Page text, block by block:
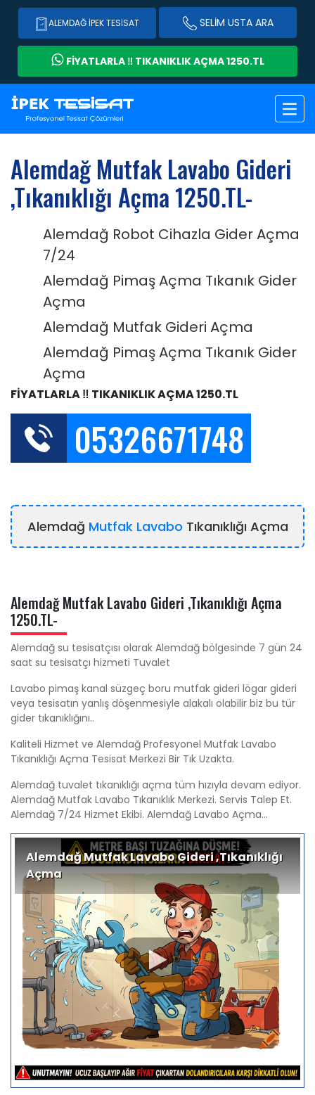
ALEMDAĞ İPEK TESISAT SELİM USTA ARA
FİYATLARLA ‼️ TIKANIKLIK AÇMA 1250.TL
Alemdağ Mutfak Lavabo Gideri
,Tıkanıklığı Açma 1250.TL-
Alemdağ Robot Cihazla Gider Açma
7/24
Alemdağ Pimaş Açma Tıkanık Gider
Açma
Alemdağ Mutfak Gideri Açma
Alemdağ Pimaş Açma Tıkanık Gider
Açma
FİYATLARLA ‼️ TIKANIKLIK AÇMA 1250.TL
05326671748
Alemdağ Mutfak Lavabo Tıkanıklığı Açma
Alemdağ Mutfak Lavabo Gideri ,Tıkanıklığı Açma
1250.TL-
Alemdağ su tesisatçısı olarak Alemdağ bölgesinde 7 gün 24
saat su tesisatçı hizmeti Tuvalet
Lavabo pimaş kanal süzgeç boru mutfak gideri lögar gideri
veya tesisatın yanlış döşenmesiyle alakalı olabilir biz bu tür
gider tıkanıklığını..
Kaliteli Hizmet ve Alemdağ Profesyonel Mutfak Lavabo
Tıkanıklığı Açma Tesisat Merkezi Bir Tık Uzakta.
Alemdağ tuvalet tıkanıklığı açma tüm hızıyla devam ediyor.
Alemdağ Mutfak Lavabo Tıkanıklık Merkezi. Servis Talep Et.
Alemdağ 7/24 Hizmet Ekibi. Alemdağ Lavabo Açma...
Alemdağ Mutfak Lavabo Gideri ,Tıkanıklığı
Açma